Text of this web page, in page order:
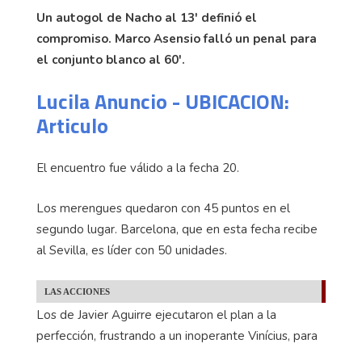
Un autogol de Nacho al 13' definió el
compromiso. Marco Asensio falló un penal para
el conjunto blanco al 60'.
Lucila Anuncio - UBICACION:
Articulo
El encuentro fue válido a la fecha 20.
Los merengues quedaron con 45 puntos en el
segundo lugar. Barcelona, que en esta fecha recibe
al Sevilla, es líder con 50 unidades.
LAS ACCIONES
Los de Javier Aguirre ejecutaron el plan a la
perfección, frustrando a un inoperante Vinícius, para